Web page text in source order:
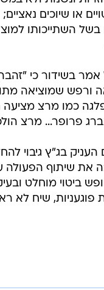
ברנז'ה, ובו
האזוריות.
יש גבולות,
לפי זכיונו".
בדברים הנאמרים
או שיוכים
השתייכותו
אמר בשידור כי
כמו מרצ מציעה